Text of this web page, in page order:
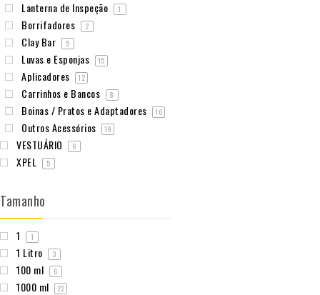
Lanterna de Inspeção 1
Borrifadores 2
Clay Bar 5
Luvas e Esponjas 15
Aplicadores 12
Carrinhos e Bancos 8
Boinas / Pratos e Adaptadores 16
Outros Acessórios 19
VESTUÁRIO 6
XPEL 5
Tamanho
1 1
1 Litro 3
100 ml 6
1000 ml 22